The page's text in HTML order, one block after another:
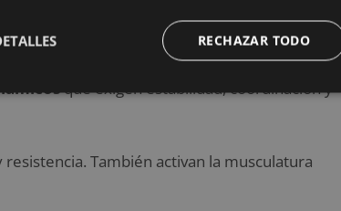
y centro de gravedad desplazado. Esta
que exigen estabilidad, coordinación y
También activan la musculatura
RECHAZAR TODO